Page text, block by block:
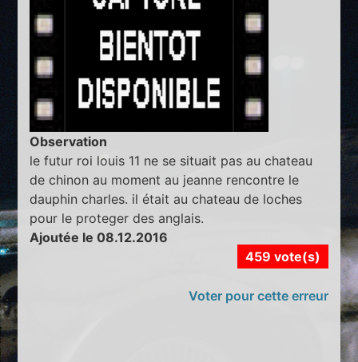
Observation
le futur roi louis 11 ne se situait pas au chateau
de chinon au moment au jeanne rencontre le
dauphin charles. il était au chateau de loches
pour le proteger des anglais.
Ajoutée le 08.12.2016
459 vote(s)
Voter pour cette erreur